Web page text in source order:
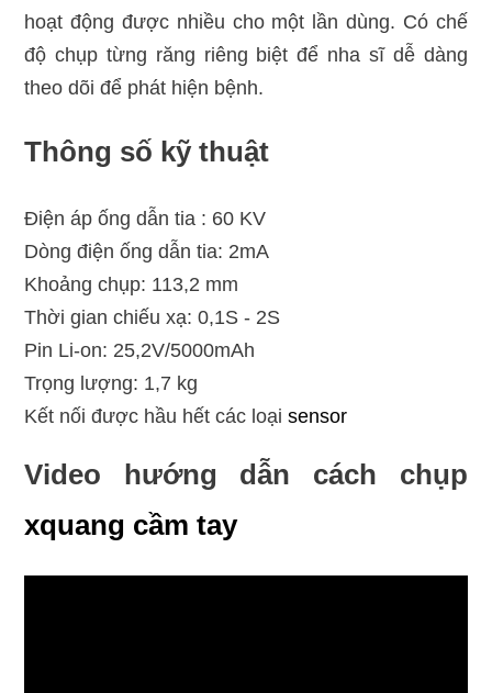
hoạt động được nhiều cho một lần dùng. Có chế
độ chụp từng răng riêng biệt để nha sĩ dễ dàng
theo dõi để phát hiện bệnh.
Thông số kỹ thuật
Điện áp ống dẫn tia : 60 KV
Dòng điện ống dẫn tia: 2mA
Khoảng chụp: 113,2 mm
Thời gian chiếu xạ: 0,1S - 2S
Pin Li-on: 25,2V/5000mAh
Trọng lượng: 1,7 kg
Kết nối được hầu hết các loại sensor
Video hướng dẫn cách chụp
xquang cầm tay